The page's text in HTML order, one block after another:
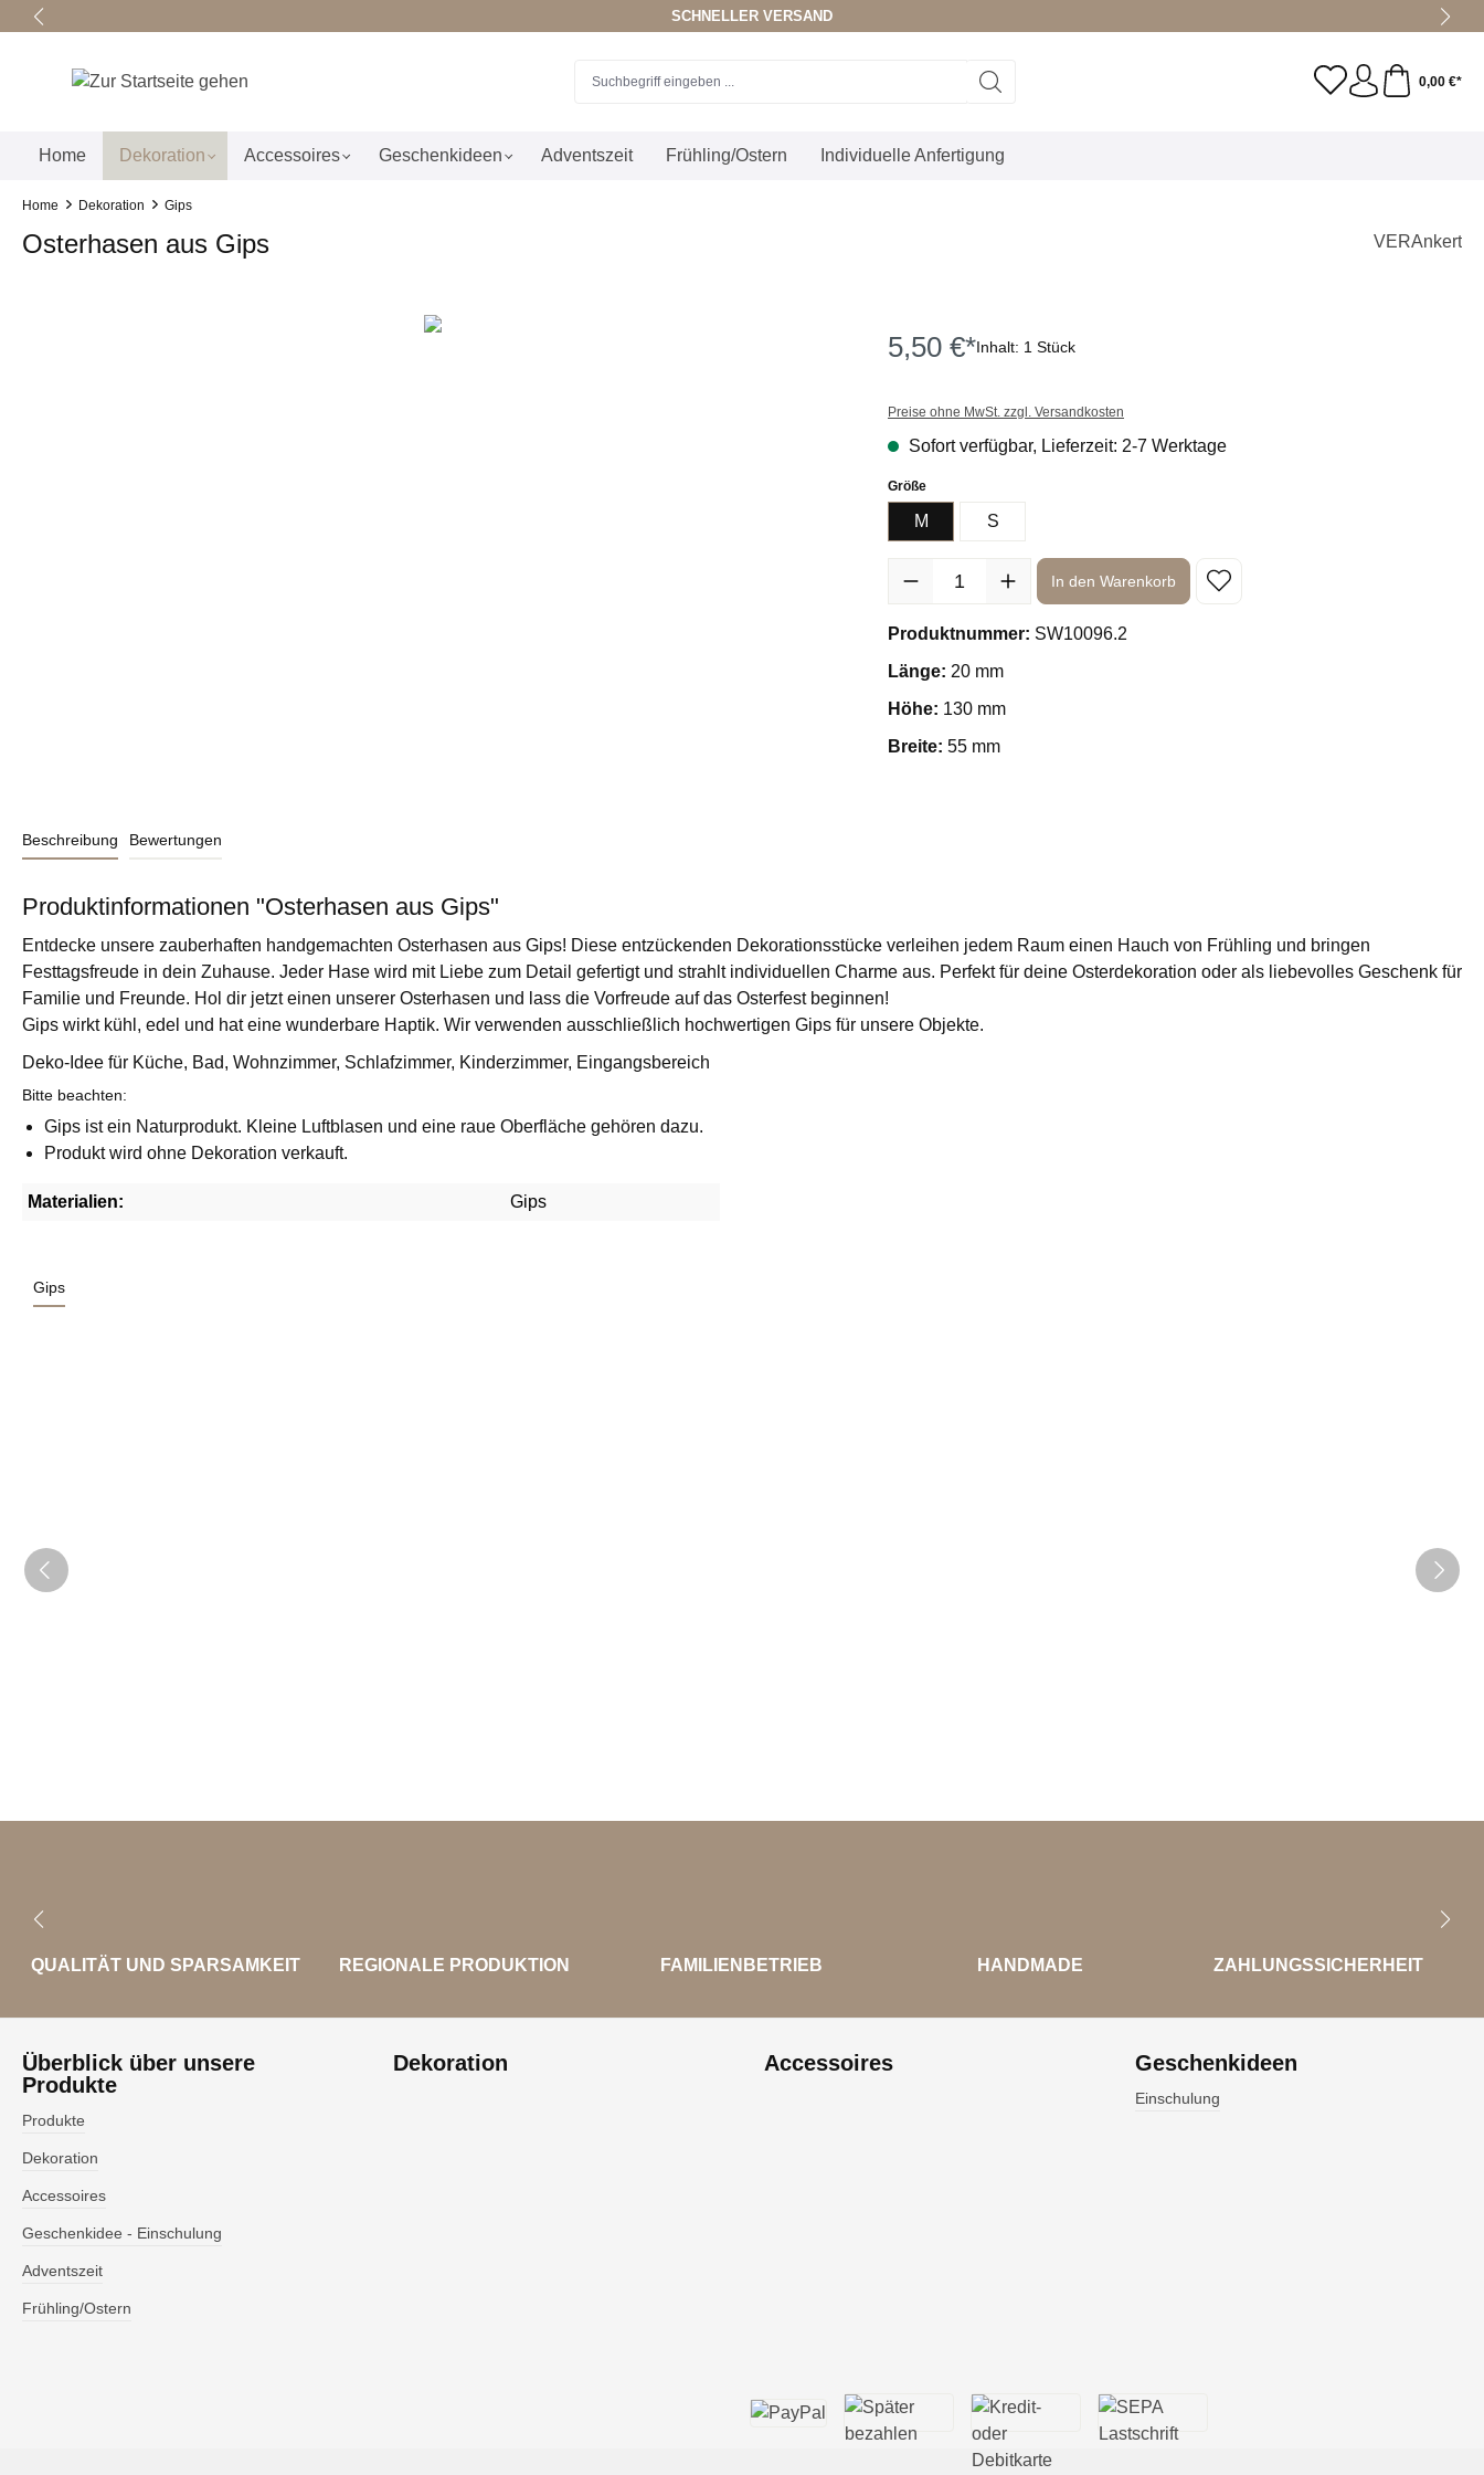
SCHNELLER VERSAND
0,00 €*
Home Dekoration Accessoires Geschenkideen Adventszeit Frühling/Ostern Individuelle Anfertigung
Home Dekoration Gips
Osterhasen aus Gips VERAnkert
5,50 €*Inhalt: 1 Stück
Preise ohne MwSt. zzgl. Versandkosten
Sofort verfügbar, Lieferzeit: 2-7 Werktage
Größeauswählen
M S
Produkt Anzahl: Gib den gewünschten Wert ein oder benutze die Schaltflächen
In den Warenkorb
Produktnummer: SW10096.2
Länge: 20 mm
Höhe: 130 mm
Breite: 55 mm
Beschreibung Bewertungen
Produktinformationen "Osterhasen aus Gips"
Entdecke unsere zauberhaften handgemachten Osterhasen aus Gips! Diese entzückenden Dekorationsstücke verleihen jedem Raum einen Hauch von Frühling und bringen
Festtagsfreude in dein Zuhause. Jeder Hase wird mit Liebe zum Detail gefertigt und strahlt individuellen Charme aus. Perfekt für deine Osterdekoration oder als liebevolles Geschenk für
Familie und Freunde. Hol dir jetzt einen unserer Osterhasen und lass die Vorfreude auf das Osterfest beginnen!
Gips wirkt kühl, edel und hat eine wunderbare Haptik. Wir verwenden ausschließlich hochwertigen Gips für unsere Objekte.
Deko-Idee für Küche, Bad, Wohnzimmer, Schlafzimmer, Kinderzimmer, Eingangsbereich
Bitte beachten:
Gips ist ein Naturprodukt. Kleine Luftblasen und eine raue Oberfläche gehören dazu.
Produkt wird ohne Dekoration verkauft.
Materialien: Gips
Gips
QUALITÄT UND SPARSAMKEIT REGIONALE PRODUKTION FAMILIENBETRIEB HANDMADE ZAHLUNGSSICHERHEIT
Überblick über unsere
Produkte
Produkte
Dekoration
Accessoires
Geschenkidee - Einschulung
Adventszeit
Frühling/Ostern
Dekoration Accessoires Geschenkideen
Einschulung